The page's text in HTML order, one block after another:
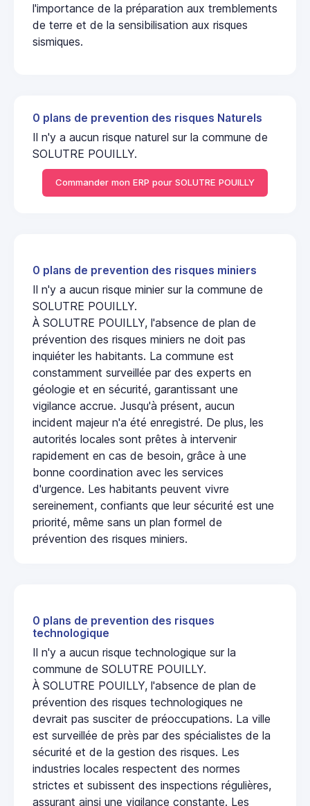
l'importance de la préparation aux tremblements
de terre et de la sensibilisation aux risques
sismiques.
0 plans de prevention des risques Naturels
Il n'y a aucun risque naturel sur la commune de
SOLUTRE POUILLY.
Commander mon ERP pour SOLUTRE POUILLY
0 plans de prevention des risques miniers
Il n'y a aucun risque minier sur la commune de
SOLUTRE POUILLY.
À SOLUTRE POUILLY, l'absence de plan de
prévention des risques miniers ne doit pas
inquiéter les habitants. La commune est
constamment surveillée par des experts en
géologie et en sécurité, garantissant une
vigilance accrue. Jusqu'à présent, aucun
incident majeur n'a été enregistré. De plus, les
autorités locales sont prêtes à intervenir
rapidement en cas de besoin, grâce à une
bonne coordination avec les services
d'urgence. Les habitants peuvent vivre
sereinement, confiants que leur sécurité est une
priorité, même sans un plan formel de
prévention des risques miniers.
0 plans de prevention des risques
technologique
Il n'y a aucun risque technologique sur la
commune de SOLUTRE POUILLY.
À SOLUTRE POUILLY, l'absence de plan de
prévention des risques technologiques ne
devrait pas susciter de préoccupations. La ville
est surveillée de près par des spécialistes de la
sécurité et de la gestion des risques. Les
industries locales respectent des normes
strictes et subissent des inspections régulières,
assurant ainsi une vigilance constante. Les